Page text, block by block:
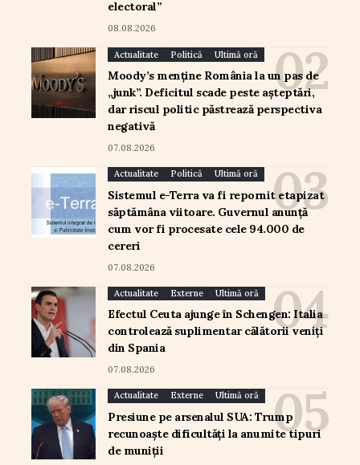
electoral”
08.08.2026
Actualitate Politică Ultimă oră
Moody’s menține România la un pas de
„junk”. Deficitul scade peste așteptări,
dar riscul politic păstrează perspectiva
negativă
07.08.2026
Actualitate Politică Ultimă oră
Sistemul e-Terra va fi repornit etapizat
săptămâna viitoare. Guvernul anunță
cum vor fi procesate cele 94.000 de
cereri
07.08.2026
Actualitate Externe Ultimă oră
Efectul Ceuta ajunge în Schengen: Italia
controlează suplimentar călătorii veniți
din Spania
07.08.2026
Actualitate Externe Ultimă oră
Presiune pe arsenalul SUA: Trump
recunoaște dificultăți la anumite tipuri
de muniții